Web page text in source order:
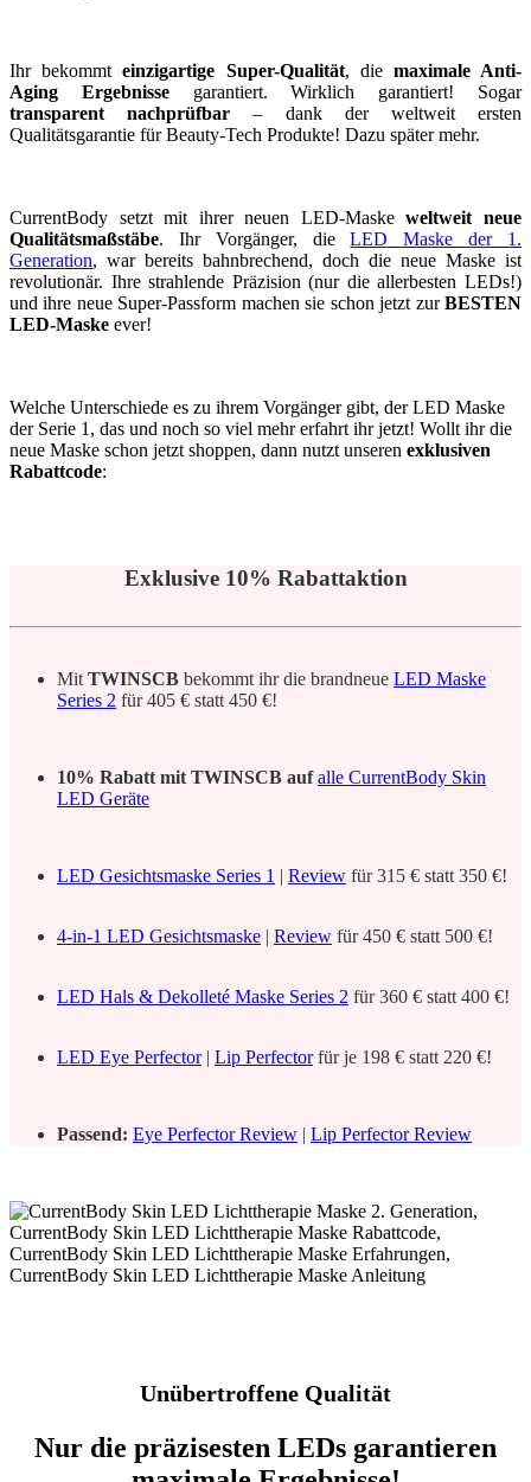
Ihr bekommteinzigartige Super-Qualität, die maximale Anti-
Aging Ergebnissegarantiert. Wirklich garantiert! Sogar
transparent nachprüfbar – dank der weltweit ersten
Qualitätsgarantie für Beauty-Tech Produkte! Dazu später mehr.
CurrentBody setzt mit ihrer neuen LED-Maskeweltweit neue
Qualitätsmaßstäbe. Ihr Vorgänger, dieLED Maske der 1.
Generation, war bereits bahnbrechend, doch die neue Maske ist
revolutionär. Ihre strahlende Präzision (nur die allerbesten LEDs!)
und ihre neue Super-Passform machen sie schon jetzt zurBESTEN
LED-Maske ever!
Welche Unterschiede es zu ihrem Vorgänger gibt, der LED Maske
der Serie 1, das und noch so viel mehr erfahrt ihr jetzt! Wollt ihr die
neue Maske schon jetzt shoppen, dann nutzt unseren exklusiven
Rabattcode:
Exklusive 10% Rabattaktion
Mit TWINSCB bekommt ihr die brandneue LED Maske
Series 2 für 405 € statt 450 €!
10% Rabatt mit TWINSCB auf alle CurrentBody Skin
LED Geräte
LED Gesichtsmaske Series 1 | Review für 315 € statt 350 €!
4-in-1 LED Gesichtsmaske | Review für 450 € statt 500 €!
LED Hals & Dekolleté Maske Series 2 für 360 € statt 400 €!
LED Eye Perfector| Lip Perfectorfür je 198 € statt 220 €!
Passend: Eye Perfector Review | Lip Perfector Review
Unübertroffene Qualität
Nur die präzisesten LEDs garantieren